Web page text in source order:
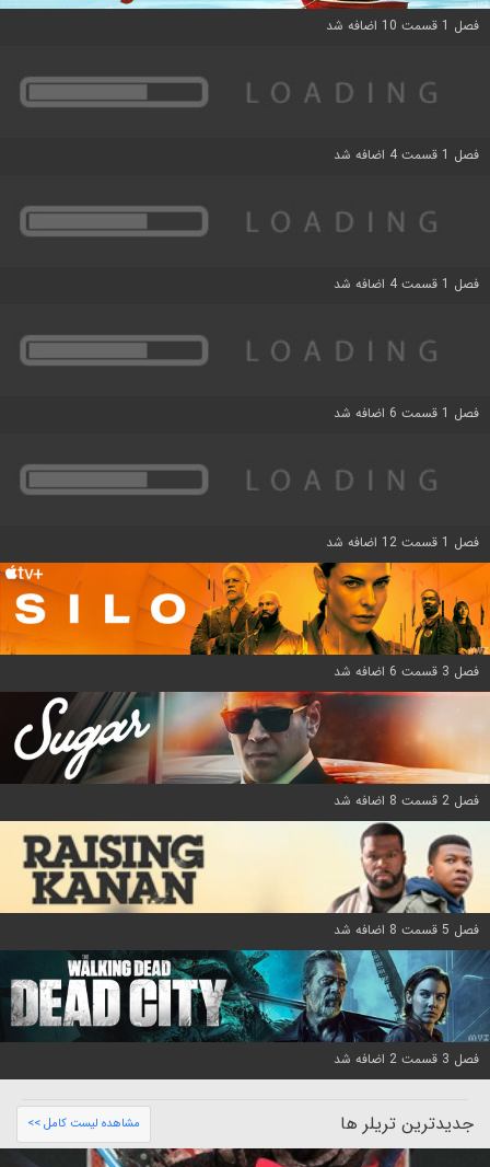
فصل 1 قسمت 10 اضافه شد
فصل 1 قسمت 4 اضافه شد
فصل 1 قسمت 4 اضافه شد
فصل 1 قسمت 6 اضافه شد
فصل 1 قسمت 12 اضافه شد
فصل 3 قسمت 6 اضافه شد
فصل 2 قسمت 8 اضافه شد
فصل 5 قسمت 8 اضافه شد
فصل 3 قسمت 2 اضافه شد
جدیدترین تریلر ها مشاهده لیست کامل >>